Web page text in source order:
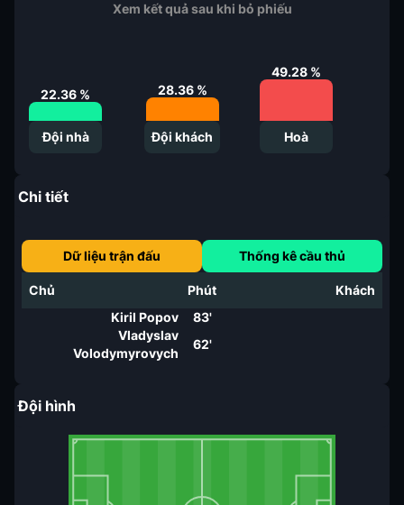
Xem kết quả sau khi bỏ phiếu
22.36 %
Đội nhà
28.36%
Đội khách
49.28 %
Hoà
Chi tiết
Dữ liệu trận đấu Thống kê cầu thủ
Chủ Phút
Khách
Kiril Popov
83'
Vladyslav
Volodymyrovych
62'
Đội hình